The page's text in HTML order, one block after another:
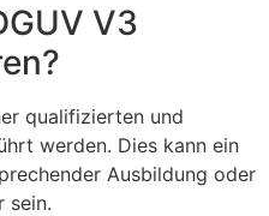
V3
qualifizierten und
werden. Dies kann ein
Ausbildung oder
sein.